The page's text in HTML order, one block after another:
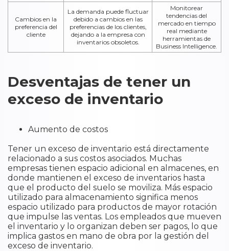
Cambios en la
preferencia del
cliente
La demanda puede fluctuar
debido a cambios en las
preferencias de los clientes,
dejando a la empresa con
inventarios obsoletos.
Monitorear
tendencias del
mercado en tiempo
real mediante
herramientas de
Business Intelligence.
Desventajas de tener un
exceso de inventario
Aumento de costos
Tener un exceso de inventario está directamente
relacionado a sus costos asociados. Muchas
empresas tienen espacio adicional en almacenes, en
donde mantienen el exceso de inventarios hasta
que el producto del suelo se moviliza. Más espacio
utilizado para almacenamiento significa menos
espacio utilizado para productos de mayor rotación
que impulse las ventas. Los empleados que mueven
el inventario y lo organizan deben ser pagos, lo que
implica gastos en mano de obra por la gestión del
exceso de inventario.